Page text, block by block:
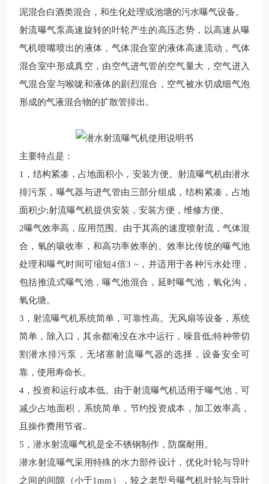
泥混合白酒类混合，和生化处理或池塘的污水曝气设备。
射流曝气泵高速旋转的叶轮产生的高压态势，以高速从曝
气机喷嘴喷出的液体，气体混合室的液体高速流动，气体
混合室中形成真空，由空气进气管的空气量大，空气进入
气混合室与喉咙和液体的剧烈混合，空气被水切成细气泡
形成的气液混合物的扩散管排出。
主要特点是：
1 ，结构紧凑，占地面积小，安装方便。射流曝气机由潜水
排污泵，曝气器与进气管由三部分组成，结构紧凑，占地
面积少;射流曝气机提供安装，安装方便，维修方便。
2曝气效率高，应用范围。由于其高的速度喷射流，气体混
合，氧的吸收率，和高功率效率的。效率比传统的曝气池
处理和曝气时间可缩短4倍3 ~，并适用于各种污水处理，
包括推流式曝气池，曝气池混合，延时曝气池，氧化沟，
氧化塘。
3 ，射流曝气机系统简单，可靠性高。无风扇等设备，系统
简单，除入口，其余都淹没在水中运行，噪音低;特种带切
割潜水排污泵，无堵塞射流曝气器的选择，设备安全可
靠，使用寿命长。
4 ，投资和运行成本低。由于射流曝气机适用于曝气池，可
减少占地面积，系统简单，节约投资成本，加工效率高，
且操作费用节省..
5 ，潜水射流曝气机是全不锈钢制作，防腐耐用。
潜水射流曝气采用特殊的水力部件设计，优化叶轮与导叶
之间的间隙（小于1mm ），较之老型号曝气机叶轮与导叶